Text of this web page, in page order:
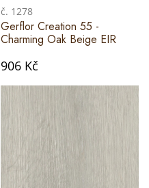
č. 1278
Gerflor Creation 55 -
Charming Oak Beige EIR
906 Kč